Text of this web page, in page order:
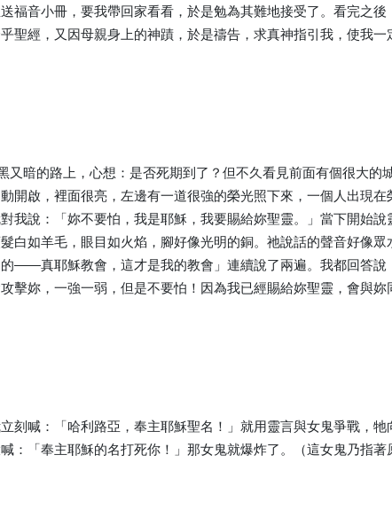
福音小冊，要我帶回家看看，於是勉為其難地接受了。看完之
聖經，又因母親身上的神蹟，於是禱告，求真神指引我，使我一
暗的路上，心想：是否死期到了？但不久看見前面有個很大的
開啟，裡面很亮，左邊有一道很強的榮光照下來，一個人出現
我說：「妳不要怕，我是耶穌，我要賜給妳聖靈。」當下開始
白如羊毛，眼目如火焰，腳好像光明的銅。祂說話的聲音好像眾
——真耶穌教會，這才是我的教會」連續說了兩遍。我都回答說
擊妳，一強一弱，但是不要怕！因為我已經賜給妳聖靈，會與妳
刻喊：「哈利路亞，奉主耶穌聖名！」就用靈言與女鬼爭戰，
：「奉主耶穌的名打死你！」那女鬼就爆炸了。（這女鬼乃指